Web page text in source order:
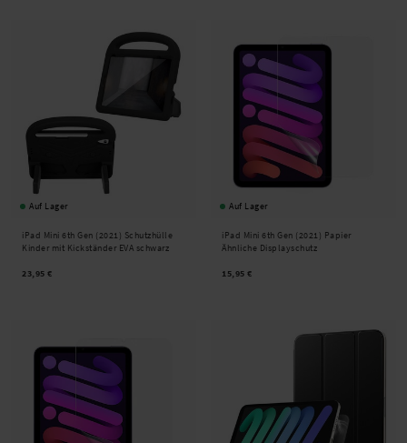
Auf Lager
iPad Mini 6th Gen (2021) Schutzhülle
Kinder mit Kickständer EVA schwarz
23,95 €
Auf Lager
iPad Mini 6th Gen (2021) Papier
Ähnliche Displayschutz
15,95 €